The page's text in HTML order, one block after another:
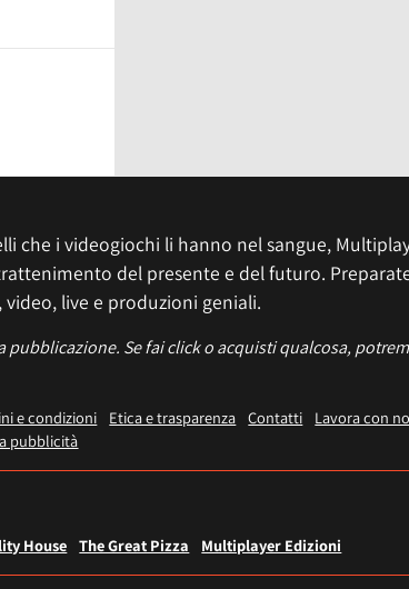
che i videogiochi li hanno nel sangue,
del presente e del futuro.
live e produzioni geniali.
Se fai click o acquisti qualcosa,
e condizioni Etica e trasparenza Contatti
Lavora con
pubblicità
House The Great Pizza Multiplayer Edizioni